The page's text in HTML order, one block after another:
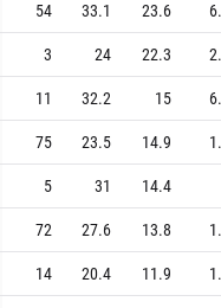
54 33.1 23.6
3 24 22.3
11 32.2 15
75 23.5 14.9
5 31 14.4
72 27.6 13.8
14 20.4 11.9